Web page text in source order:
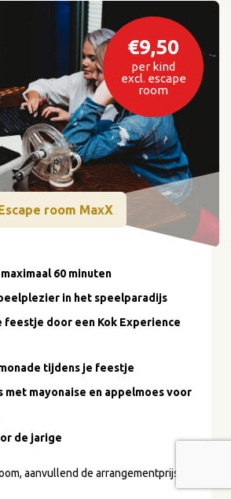
€9,50
per kind
excl. escape
room
room MaxX
60 minuten
in het speelparadijs
feestje door een Kok Experience
tijdens je feestje
mayonaise en appelmoes voor
de jarige
aanvullend de arrangementprijs van